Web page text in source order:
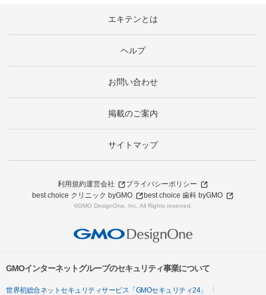
エキテンとは
ヘルプ
お問い合わせ
掲載のご案内
サイトマップ
利用規約運営会社
プライバシーポリシー
best choice クリニック byGMO
best choice 歯科 byGMO
©GMO DesignOne, Inc. All Rights reserved.
GMOインターネットグループのセキュリティ事業について
世界初総合ネットセキュリティサービス「GMOセキュリティ24」